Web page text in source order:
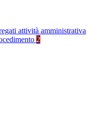
attività amministrativa
2